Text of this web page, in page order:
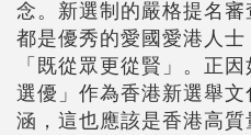
念。新選制的嚴格提名
都是優秀的愛國愛港人
「既從眾更從賢」。正
選優」作為香港新選舉
涵，這也應該是香港高質